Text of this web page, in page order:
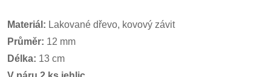
Materiál: Lakované dřevo, kovový závit
Průměr: 12 mm
Délka: 13 cm